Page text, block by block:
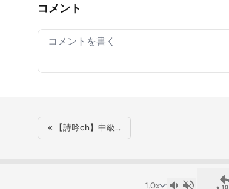
コメント
Your comment
« 【詩吟ch】中級…